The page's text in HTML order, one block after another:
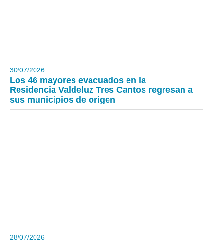
30/07/2026
Los 46 mayores evacuados en la
Residencia Valdeluz Tres Cantos regresan a
sus municipios de origen
28/07/2026